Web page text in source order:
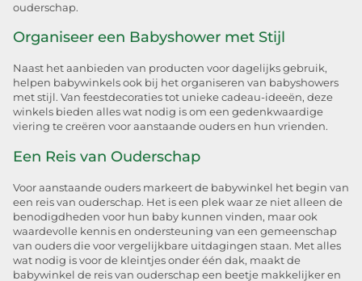
ouderschap.
Organiseer een Babyshower met Stijl
Naast het aanbieden van producten voor dagelijks gebruik,
helpen babywinkels ook bij het organiseren van babyshowers
met stijl. Van feestdecoraties tot unieke cadeau-ideeën, deze
winkels bieden alles wat nodig is om een gedenkwaardige
viering te creëren voor aanstaande ouders en hun vrienden.
Een Reis van Ouderschap
Voor aanstaande ouders markeert de babywinkel het begin van
een reis van ouderschap. Het is een plek waar ze niet alleen de
benodigdheden voor hun baby kunnen vinden, maar ook
waardevolle kennis en ondersteuning van een gemeenschap
van ouders die voor vergelijkbare uitdagingen staan. Met alles
wat nodig is voor de kleintjes onder één dak, maakt de
babywinkel de reis van ouderschap een beetje makkelijker en